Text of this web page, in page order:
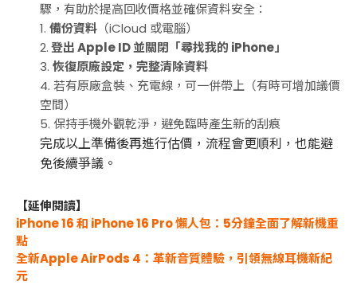
驟，有助於提高回收價格並確保資料安全：
1. 備份資料 （iCloud 或電腦）
2.登出 Apple ID 並關閉「尋找我的 iPhone」
3. 恢復原廠設定，完整清除資料
4. 若有原廠盒裝、充電線，可一併帶上（有時可增加議價
空間）
5. 保持手機外觀乾淨，避免臨時產生新的刮痕
完成以上準備後再進行估價，流程會更順利，也能避
免後續爭議。
【延伸閱讀】
iPhone 16 和 iPhone 16 Pro 懶人包：5分鐘全面了解新機重
點
全新Apple AirPods 4：革新音質體驗，引領無線耳機新紀
元